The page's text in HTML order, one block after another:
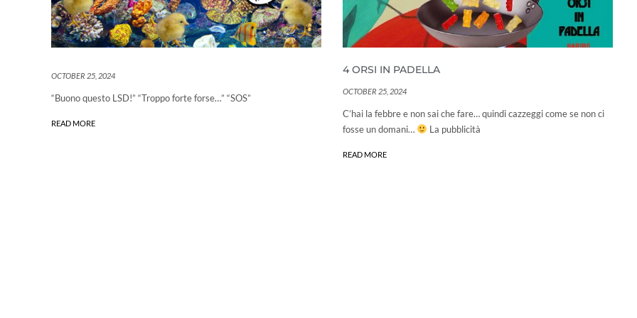
OCTOBER 25, 2024
“Buono questo LSD!” “Troppo forte forse…” “SOS”
READ MORE
4 ORSI IN PADELLA
OCTOBER 25, 2024
C’hai la febbre e non sai che fare… quindi cazzeggi come se non ci
fosse un domani…
La pubblicità
READ MORE